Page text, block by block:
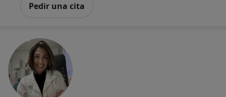
Pedir una cita